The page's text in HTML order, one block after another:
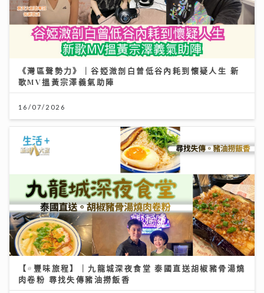
《灣區聲勢力》｜谷婭溦剖白曾低谷內耗到懷疑人生 新
歌MV搵黃宗澤義氣助陣
16/07/2026
【#豐味旅程】｜九龍城深夜食堂 泰國直送胡椒豬骨湯燒
肉卷粉 尋找失傳豬油撈飯香